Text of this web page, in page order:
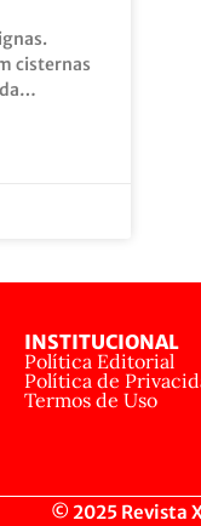
cisternas
INSTITUCIONAL
Política Editorial
Política de
Termos de Uso
© 2025 Revista